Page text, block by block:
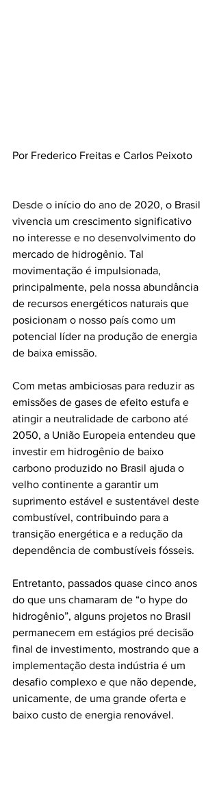
Por Frederico Freitas e Carlos Peixoto
Desde o início do ano de 2020, o Brasil
vivencia um crescimento significativo
no interesse e no desenvolvimento do
mercado de hidrogênio. Tal
movimentação é impulsionada,
principalmente, pela nossa abundância
de recursos energéticos naturais que
posicionam o nosso país como um
potencial líder na produção de energia
de baixa emissão.
Com metas ambiciosas para reduzir as
emissões de gases de efeito estufa e
atingir a neutralidade de carbono até
2050, a União Europeia entendeu que
investir em hidrogênio de baixo
carbono produzido no Brasil ajuda o
velho continente a garantir um
suprimento estável e sustentável deste
combustível, contribuindo para a
transição energética e a redução da
dependência de combustíveis fósseis.
Entretanto, passados quase cinco anos
do que uns chamaram de “o hype do
hidrogênio”, alguns projetos no Brasil
permanecem em estágios pré decisão
final de investimento, mostrando que a
implementação desta indústria é um
desafio complexo e que não depende,
unicamente, de uma grande oferta e
baixo custo de energia renovável.